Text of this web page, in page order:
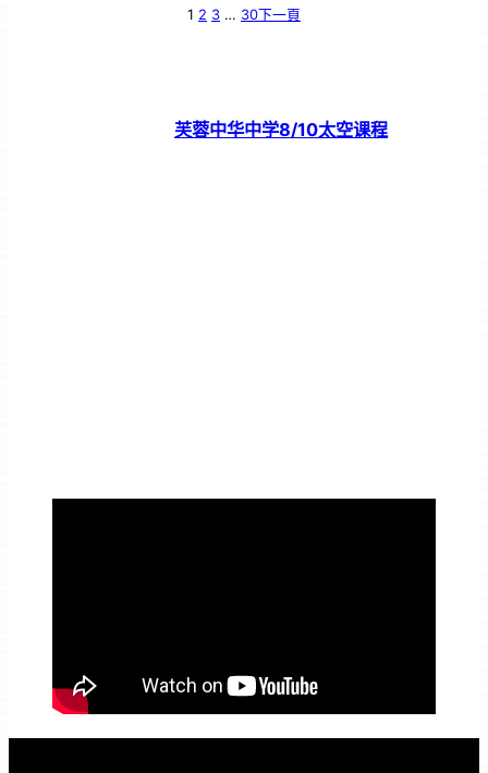
1 2 3 … 30下一頁
芙蓉中华中学8/10太空课程